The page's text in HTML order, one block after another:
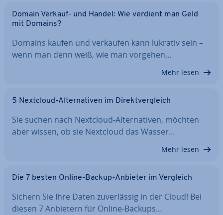
Domain Verkauf- und Handel: Wie verdient man Geld
mit Domains?
Domains kaufen und verkaufen kann lukrativ sein –
wenn man denn weiß, wie man vorgehen…
Mehr lesen
5 Nextcloud-Al­ter­na­ti­ven im Di­rekt­ver­gleich
Sie suchen nach Nextcloud-Al­ter­na­ti­ven, möchten
aber wissen, ob sie Nextcloud das Wasser…
Mehr lesen
Die 7 besten Online-Backup-Anbieter im Vergleich
Sichern Sie Ihre Daten zu­ver­läs­sig in der Cloud! Bei
diesen 7 Anbietern für Online-Backups…